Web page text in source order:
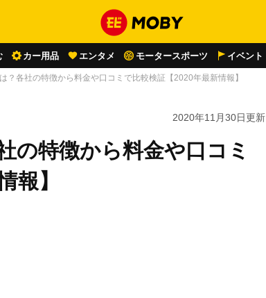
カー用品 エンタメ モータースポーツ イベント
？各社の特徴から料金や口コミで比較検証【2020年最新情報】
2020年11月30日更新
の特徴から料金や口コミ
報】